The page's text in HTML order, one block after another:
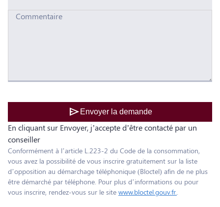
Commentaire
send Envoyer la demande
En cliquant sur Envoyer, j’accepte d’être contacté par un
conseiller
Conformément à l’article L.223-2 du Code de la consommation,
vous avez la possibilité de vous inscrire gratuitement sur la liste
d’opposition au démarchage téléphonique (Bloctel) afin de ne plus
être démarché par téléphone. Pour plus d’informations ou pour
vous inscrire, rendez-vous sur le site www.bloctel.gouv.fr..